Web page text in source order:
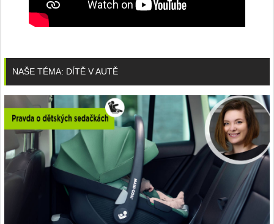
NAŠE TÉMA: DÍTĚ V AUTĚ